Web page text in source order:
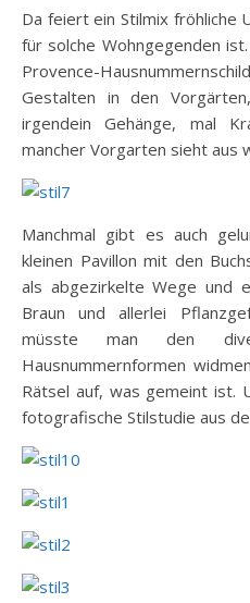
Da feiert ein Stilmix fröhliche
für solche Wohngegenden
Provence-
Gestalten in den
irgendein Gehänge, mal
mancher Vorgarten sieht aus
Manchmal gibt es auch
kleinen Pavillon mit den
als abgezirkelte Wege und
Braun und allerlei
müsste man den
Hausnummernformen
Rätsel auf, was gemeint ist.
fotografische Stilstudie aus